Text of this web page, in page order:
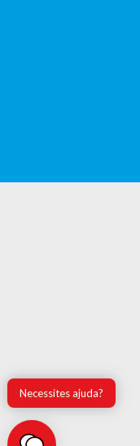
Necessites ajuda?